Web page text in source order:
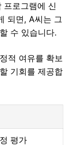
프로그램에 신
되면, A씨는 그
수 있습니다.
적 여유를 확보
기회를 제공합
평가